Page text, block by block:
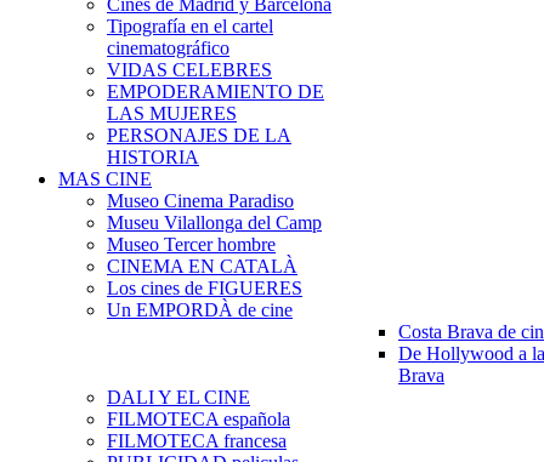
Cines de Madrid y Barcelona
Tipografía en el cartel
cinematográfico
VIDAS CELEBRES
EMPODERAMIENTO DE
LAS MUJERES
PERSONAJES DE LA
HISTORIA
MAS CINE
Museo Cinema Paradiso
Museu Vilallonga del Camp
Museo Tercer hombre
CINEMA EN CATALÀ
Los cines de FIGUERES
Un EMPORDÀ de cine
Costa Brava de
De Hollywood a
Brava
DALI Y EL CINE
FILMOTECA española
FILMOTECA francesa